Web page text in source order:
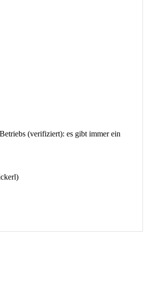
(verifiziert): es gibt immer ein